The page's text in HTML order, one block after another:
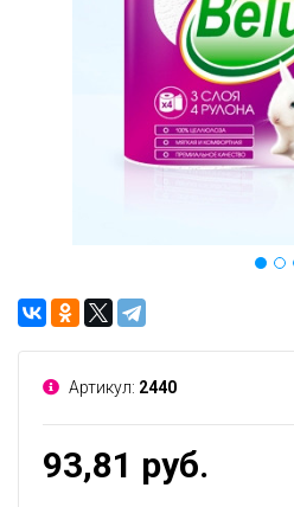
Артикул: 2440
93,81 руб.